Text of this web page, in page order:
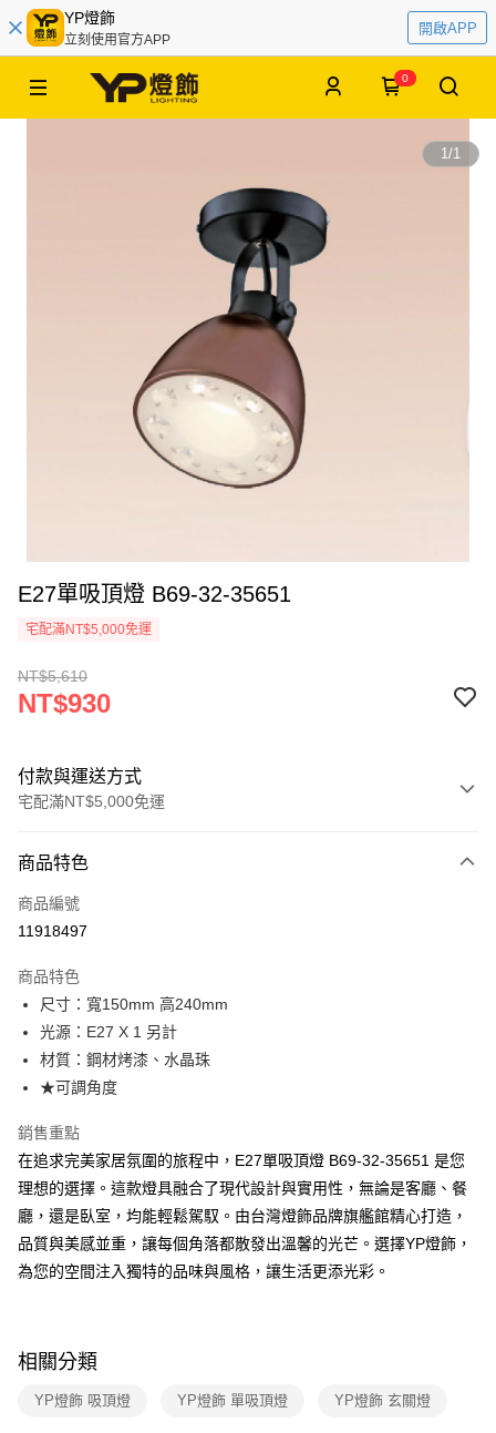
YP燈飾
立刻使用官方APP
開啟APP
0
1/1
E27單吸頂燈 B69-32-35651
宅配滿NT$5,000免運
NT$5,610
NT$930
付款與運送方式
宅配滿NT$5,000免運
信用卡一次付款
LINE Pay
街口支付
悠遊付
Google Pay
全盈+PAY
AFTEE先享後付
相關說明
【關於「AFTEE先享後付」】
AFTEE先享後付是「在收到商品之後才付款」的支付方式。 讓您購物簡單
便利好安心！
１．簡單：不需註冊會員、不需綁卡、不需儲值。
【「AFTEE先享後付」結帳流程】
１．於結帳方式選擇「AFTEE先享後付」後，將跳轉至「AFTEE先享後付」
結帳頁面，進行簡訊認證並確認金額後，即可完成結帳。
每筆NT$180，滿NT$5,000(含以上)免運費
商品特色
商品編號
11918497
商品特色
尺寸：寬150mm 高240mm
光源：E27 X 1 另計
材質：鋼材烤漆、水晶珠
★可調角度
銷售重點
在追求完美家居氛圍的旅程中，E27單吸頂燈 B69-32-35651 是您
理想的選擇。這款燈具融合了現代設計與實用性，無論是客廳、餐
廳，還是臥室，均能輕鬆駕馭。由台灣燈飾品牌旗艦館精心打造，
品質與美感並重，讓每個角落都散發出溫馨的光芒。選擇YP燈飾，
為您的空間注入獨特的品味與風格，讓生活更添光彩。
相關分類
YP燈飾 吸頂燈 YP燈飾 單吸頂燈 YP燈飾 玄關燈